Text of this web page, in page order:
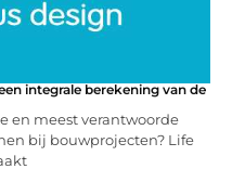
integrale berekening van de
en meest verantwoorde
bij bouwprojecten? Life